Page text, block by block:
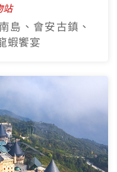
站
島、會安古鎮、
蝦饗宴